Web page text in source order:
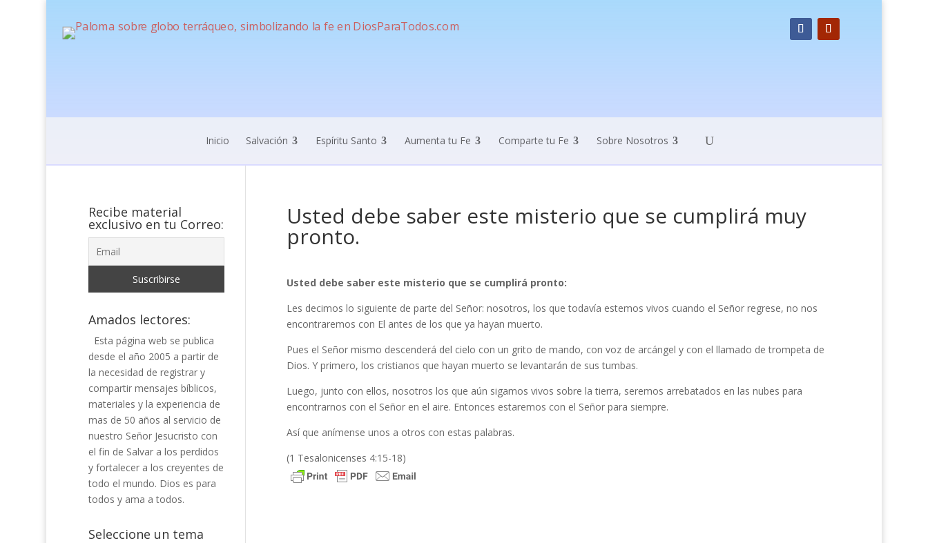
Inicio Salvación Espíritu Santo Aumenta tu Fe Comparte tu Fe Sobre Nosotros
Usted debe saber este misterio que se cumplirá muy
pronto.
Usted debe saber este misterio que se cumplirá pronto:
Les decimos lo siguiente de parte del Señor: nosotros, los que todavía estemos vivos cuando el Señor regrese, no nos
encontraremos con El antes de los que ya hayan muerto.
Pues el Señor mismo descenderá del cielo con un grito de mando, con voz de arcángel y con el llamado de trompeta de
Dios. Y primero, los cristianos que hayan muerto se levantarán de sus tumbas.
Luego, junto con ellos, nosotros los que aún sigamos vivos sobre la tierra, seremos arrebatados en las nubes para
encontrarnos con el Señor en el aire. Entonces estaremos con el Señor para siempre.
Así que anímense unos a otros con estas palabras.
(1 Tesalonicenses 4:15-18)
Recibe material
exclusivo en tu Correo:
Amados lectores:
Esta página web se publica
desde el año 2005 a partir de
la necesidad de registrar y
compartir mensajes bíblicos,
materiales y la experiencia de
mas de 50 años al servicio de
nuestro Señor Jesucristo con
el fin de Salvar a los perdidos
y fortalecer a los creyentes de
todo el mundo. Dios es para
todos y ama a todos.
Seleccione un tema